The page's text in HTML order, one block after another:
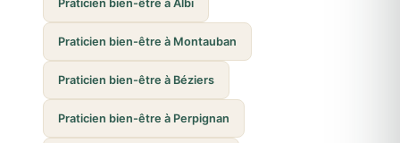
Praticien bien-être à Albi
Praticien bien-être à Montauban
Praticien bien-être à Béziers
Praticien bien-être à Perpignan